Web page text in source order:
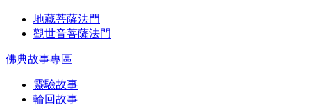
地藏菩薩法門
觀世音菩薩法門
佛典故事專區
靈驗故事
輪回故事